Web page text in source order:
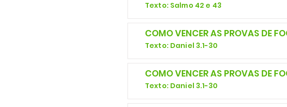
Texto: Salmo 42 e 43
COMO VENCER AS PROVAS DE
Texto: Daniel 3.1-30
COMO VENCER AS PROVAS DE
Texto: Daniel 3.1-30